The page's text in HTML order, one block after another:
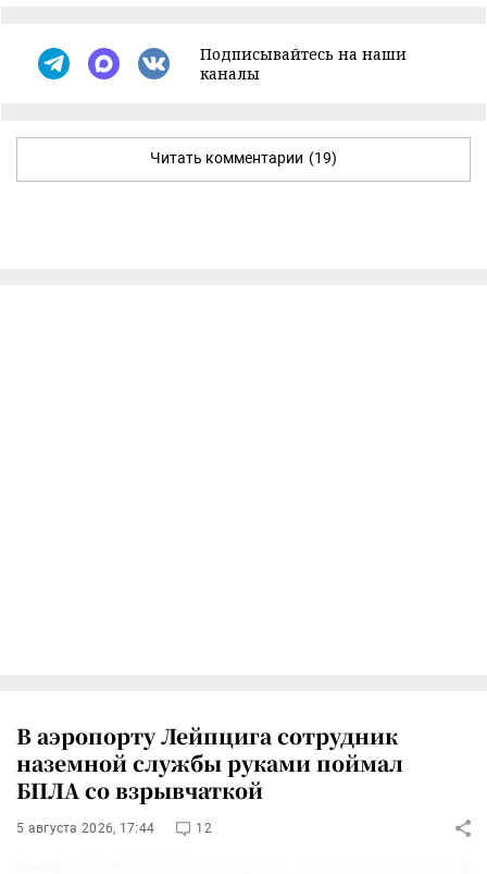
Подписывайтесь на наши
каналы
Читать комментарии (19)
В аэропорту Лейпцига сотрудник
наземной службы руками поймал
БПЛА со взрывчаткой
5 августа 2026, 17:44 12